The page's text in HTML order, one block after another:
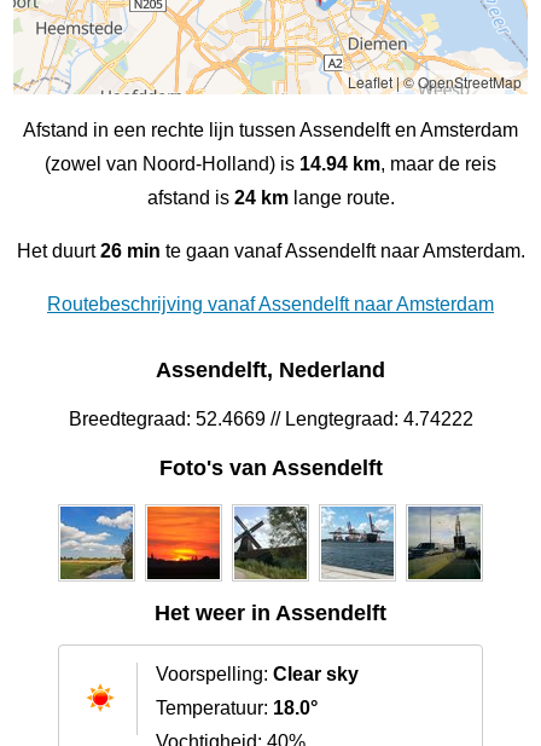
Leaflet|© OpenStreetMap
Afstand in een rechte lijn tussen Assendelft en Amsterdam
(zowel van Noord-Holland) is 14.94 km, maar de reis
afstand is 24 kmlange route.
Het duurt26 min te gaan vanaf Assendelft naar Amsterdam.
Routebeschrijving vanaf Assendelft naar Amsterdam
Assendelft, Nederland
Breedtegraad: 52.4669 // Lengtegraad: 4.74222
Foto's van Assendelft
Het weer in Assendelft
Voorspelling: Clear sky
Temperatuur: 18.0°